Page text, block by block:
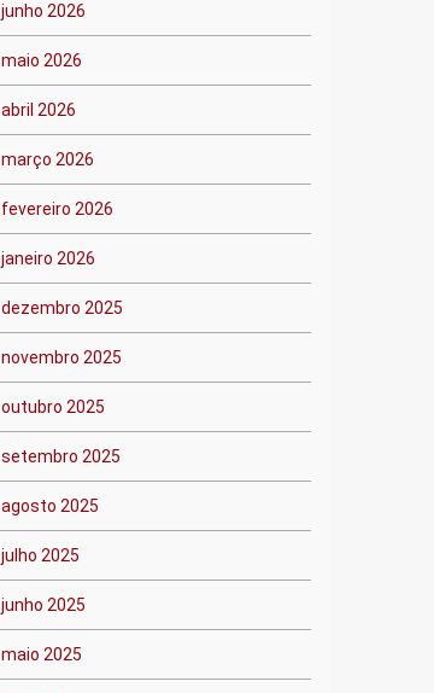
junho 2026
maio 2026
abril 2026
março 2026
fevereiro 2026
janeiro 2026
dezembro 2025
novembro 2025
outubro 2025
setembro 2025
agosto 2025
julho 2025
junho 2025
maio 2025